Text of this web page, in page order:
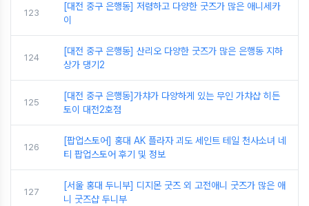
123
[대전 중구 은행동] 저렴하고 다양한 굿즈가 많은 애니세카
이
124
[대전 중구 은행동] 산리오 다양한 굿즈가 많은 은행동 지하
상가 댕기2
125
[대전 중구 은행동]가챠가 다양하게 있는 무인 가챠샵 히든
토이 대전2호점
126
[팝업스토어] 홍대 AK 플라자 괴도 세인트 테일 천사소녀 네
티 팝업스토어 후기 및 정보
127
[서울 홍대 두니부] 디지몬 굿즈 외 고전애니 굿즈가 많은 애
니 굿즈샵 두니부